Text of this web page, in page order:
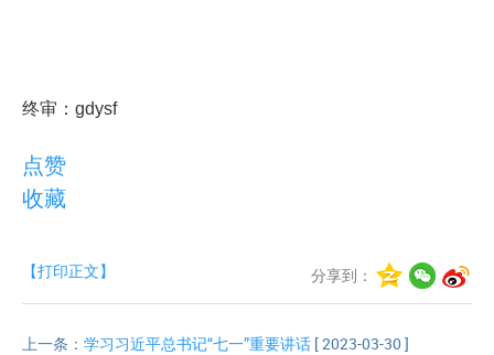
终审：gdysf
点赞
收藏
分享到：
【打印正文】
上一条： 学习习近平总书记“七一”重要讲话 [ 2023-03-30 ]